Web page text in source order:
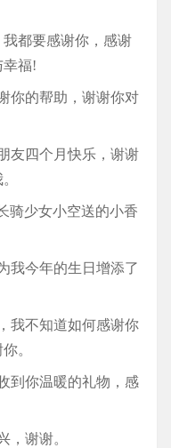
都要感谢你，感谢
幸福!
的帮助，谢谢你对
四个月快乐，谢谢
少女小空送的小香
今年的生日增添了
不知道如何感谢你
。
你温暖的礼物，感
谢谢。